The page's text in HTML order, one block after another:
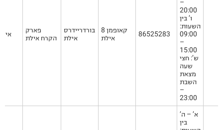
פארק
הקרח אילת
בורדריידרס
אילת
קאופמן 8
אילת
86525283
–
20:00
ו’ בין
השעות:
09:00
–
15:00
ש’: חצי
שעה
מצאת
השבת
–
23:00
א’ – ה’
בין